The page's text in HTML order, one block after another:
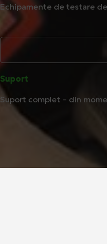
Echipamente de testare
Suport
Suport complet – din